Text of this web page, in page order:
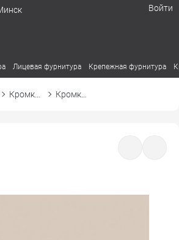
Войти
Лицевая фурнитура Крепежная фурнитура